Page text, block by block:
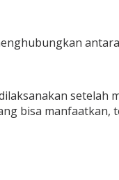
bisa manfaatkan,